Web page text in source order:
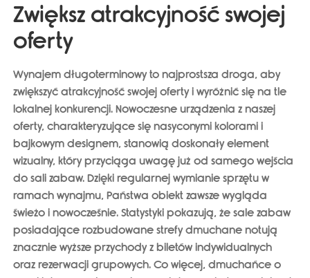
Zwiększ atrakcyjność swojej
oferty
Wynajem długoterminowy to najprostsza droga, aby
zwiększyć atrakcyjność swojej oferty iwyróżnić się na tle
lokalnej konkurencji. Nowoczesne urządzenia z naszej
oferty, charakteryzujące się nasyconymi kolorami i
bajkowym designem, stanowią doskonały element
wizualny, który przyciąga uwagę już od samego wejścia
do sali zabaw. Dzięki regularnej wymianie sprzętu w
ramach wynajmu, Państwa obiekt zawsze wygląda
świeżo i nowocześnie. Statystyki pokazują, że sale zabaw
posiadające rozbudowane strefy dmuchane notują
znacznie wyższe przychody z biletów indywidualnych
oraz rezerwacji grupowych. Co więcej, dmuchańce o